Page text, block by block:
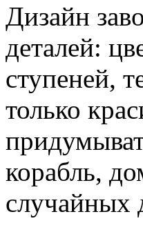
Дизайн
деталей:
ступеней,
только
корабль,
случайных